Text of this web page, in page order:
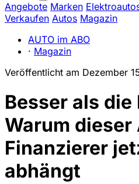
Angebote Marken
Verkaufen Autos Magazin
AUTO im ABO
· Magazin
Veröffentlicht am Dezember
Besser als die
Warum dieser
Finanzierer
abhängt